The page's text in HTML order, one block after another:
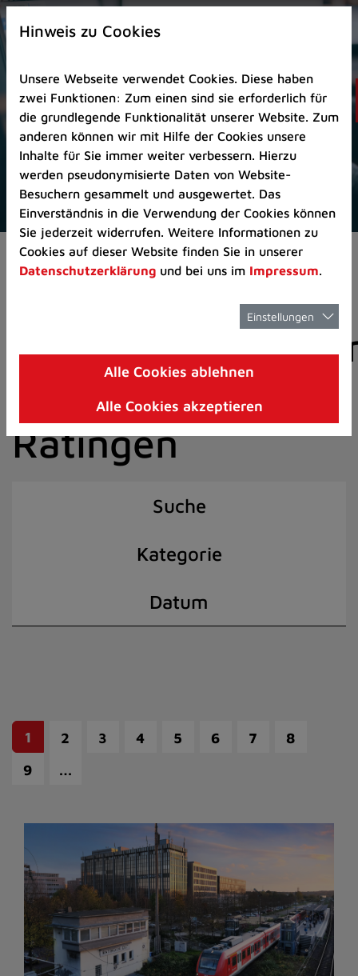
Zur
Startseite
Zum
Seitenanfang
springen
(Schnelltaste
A)
Zur
Navigation/Menü
springen
(Schnelltaste
M)
Zur
8)
I)
Aktuelles Pressemitteilungen
der Stadt
Ratingen
Suche
Kategorie
Datum
1 2 3 4 5 6 7
8
9
…
Hinweis zu Cookies
Unsere Webseite verwendet Cookies. Diese haben
zwei Funktionen: Zum einen sind sie erforderlich für
die grundlegende Funktionalität unserer Website. Zum
anderen können wir mit Hilfe der Cookies unsere
Inhalte für Sie immer weiter verbessern. Hierzu
werden pseudonymisierte Daten von Website-
Besuchern gesammelt und ausgewertet. Das
Einverständnis in die Verwendung der Cookies können
Sie jederzeit widerrufen. Weitere Informationen zu
Cookies auf dieser Website finden Sie in unserer
Datenschutzerklärung und bei uns im Impressum.
Einstellungen
Alle Cookies ablehnen
Alle Cookies akzeptieren